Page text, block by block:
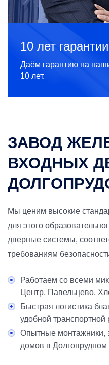
10 лет гарантии
Даём гарантию на
10 лет.
ЗАВОД
ВХОДНЫХ
Мы ценим высокие
для этого
дверные системы,
требованиям
Работаем со всеми
Центр, Павельцево,
Быстрая логистика
удобной транспортной
Опытные монтажники,
домов в Долгопрудном